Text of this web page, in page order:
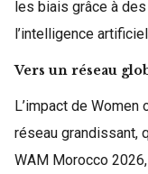
les biais grâce à
l’intelligence
Vers un réseau
L’impact de
réseau grandissant,
WAM Morocco